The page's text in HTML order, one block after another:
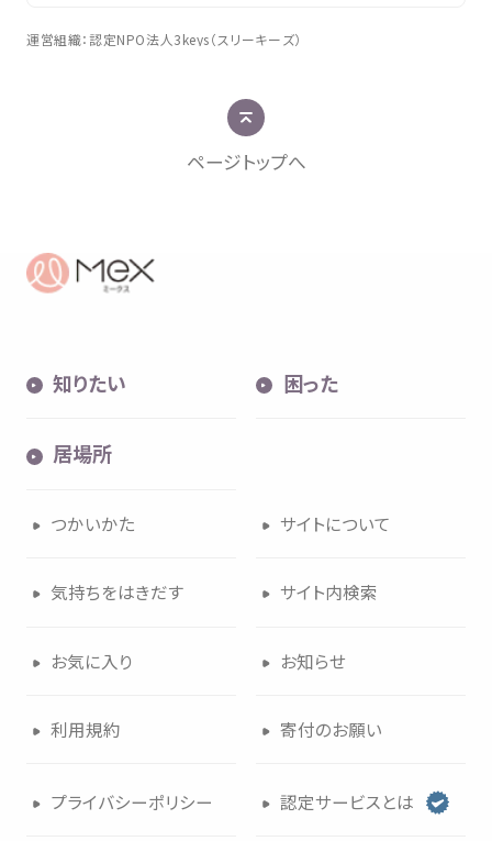
運営組織：認定NPO法人3keys（スリーキーズ）
ページトップへ
知りたい 困った
居場所
つかいかた サイトについて
気持ちをはきだす サイト内検索
お気に入 り お知らせ
利用規約 寄付のお願い
プライバシーポリシー 認定サービスとは